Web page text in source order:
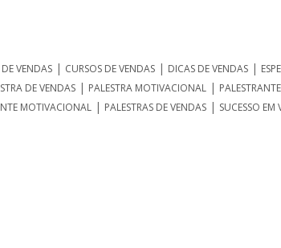
VENDAS| CURSOS DE VENDAS| DICAS DE VENDAS|
DE VENDAS | PALESTRA MOTIVACIONAL |
MOTIVACIONAL | PALESTRAS DE VENDAS | SUCESSO EM